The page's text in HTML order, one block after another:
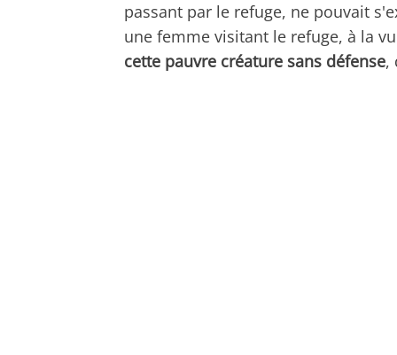
passant par le refuge, ne pouvait
une femme visitant le refuge, à la
cette pauvre créature sans défense,